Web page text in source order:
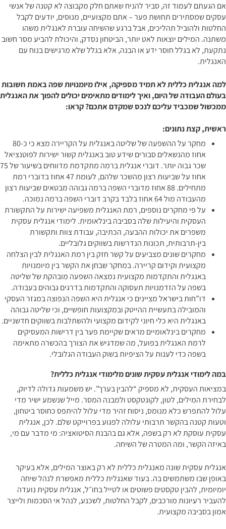
אם הגעתם לעמוד זה, סביר להניח שאתם חלק מקבוצה לא קטנה של אנשי
עסקים שמסתירים תחושת פער – אתם מקצועיים, מנוסים, יודעים לקבל
החלטות ולהוביל תהליכים, אבל ברגע שהשיחה עוברת לאנגלית משהו
משתנה. המילים יוצאות לאט יותר, הביטחון נסדק, והיכולת להביע מסר חשוב
נתקעת, לא בגלל חוסר ידע או הבנה, אלא בגלל שלא מרגישים בנוח עם
האנגלית.
למה אנגלית כללית לא תמיד מספיקה, אילו מיומנויות שפה באמת חשובות
בעולם העבודה של היום, ואיך לימודים מתאימים יכולים להפוך את האנגלית
ממכשול שמכביד עליכם לנכס שמקדם אתכם? קראו:
ראשית, קצת נתונים:
מחקר
על ההשפעה של שליטה באנגלית על הקריירה מצא כי כ-80
אחוז מהנשאלים סבורים שידע טוב באנגלית קשור ישירות לפוטנציאל
שכר גבוה יותר. דוברי אנגלית ברמה מתקדמת מדווחים בשיעור של 75
אחוז על שביעות רצון מהשכר שלהם, לעומת 47 אחוז בדוברי רמת
מתחילים. 88 אחוז מדוברי השפה ברמה גבוהה מבטאים שביעות רצון
מהעבודה מול 64 אחוז בלבד בקרב דוברי השפה ברמה נמוכה.
על פי מחקרים נוספים, רמת האנגלית משפיעה ישירות על התקשורת
העסקית והיעילות שלה בסביבה בינלאומית. לימודי אנגלית עסקית
משפרים את יכולות ההבעה, הכתיבה, עבודת צוות ותקשורת
בין-תרבותית, תכונות הנדרשות בשווקים גלובליים.
מחקרים שונים מצביעים על קשר חזק בין רמת האנגלית לבין הצלחה
מקצועית וקידום קריירה. במחקר שבחן את הקשר בין מיומנויות
באנגלית והתקדמות מקצועית נמצאה השפעה מובהקת של שליטה
בשפה על הזדמנויות תעסוקה והתקדמות בדרגים גבוהים בעבודה.
דו”חות בישראלמציינים כי אנגלית היא השפה הנפוצה במגזר העסקי
והמובילה בתעשיית ההייטק ובמקצועות חופשיים, וכי שליטה גבוהה
באנגלית היא כלי חיוני לקידום מקצועי ולהשתלבות בשווקים חדשניים.
מחקרים בינלאומיים מראים שקיימת פער בין דרישות המעסיקים
לרמת האנגלית בפועל, מה שמדגיש את הצורך בהכשרה מתאימה
בשפה כדי לענות על הציפיות בשוק העבודה הגלובלי.
במה לימודי אנגלית עסקית שונים מלימודי אנגלית כללית?
במציאות העסקית, לא מספיק “להבין בערך”. יש משמעות גדולה לדיוק,
לבחירת המילים, לטון, לקונטקסט ולמבנה המסר. מייל שנשמע ישיר מדי
עלול להתפרש כלא מנומס, ניסוח זהיר מדי עלול להיתפס כחוסר ביטחון,
וטעות קטנה בהקשר תרבותי עלולה לפגוע בפרוייקט שלם. לכן, אנגלית
עסקית עוסקת לא רק בשפה, אלא גם בהבנת הסיטואציה: מי מדבר עם מי,
באיזה הקשר, ומה המטרה של השיחה.
אנגלית עסקית שונה מאנגלית כללית לא רק באוצר המילים, אלא בעיקר
באופן שבו משתמשים בה. בעוד שאנגלית כללית מאפשרת לנהל שיחה
יומיומית, להבין טקסטים פשוטים או לטייל בחו״ל, אנגלית עסקית נועדה
להעביר רעיונות מורכבים, לקבל החלטות, לשכנע, לנהל אי הסכמות ולייצר
אמון בסביבה מקצועית.